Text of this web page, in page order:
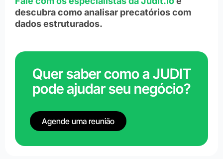
descubra como analisar precatórios com
dados estruturados.
Quer saber como a JUDIT
pode ajudar seu negócio?
Agende uma reunião